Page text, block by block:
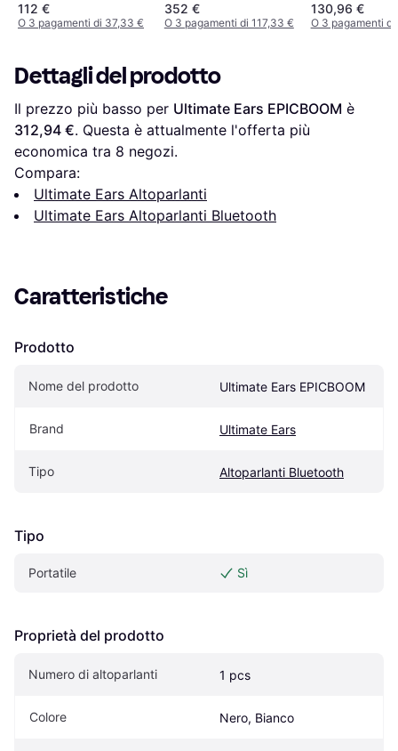
112 €
O 3 pagamenti di 37,33 €
352 €
O 3 pagamenti di 117,33 €
130,96 €
O 3 pagamenti
Dettagli del prodotto
Il prezzo più basso per Ultimate Ears EPICBOOM
312,94 €. Questa è attualmente l'offerta più
economica tra 8 negozi.
Compara:
Ultimate Ears Altoparlanti
Ultimate Ears Altoparlanti Bluetooth
Caratteristiche
Prodotto
Nome del prodotto Ultimate Ears EPICBOOM
Brand Ultimate Ears
Tipo Altoparlanti Bluetooth
Tipo
Portatile Sì
Proprietà del prodotto
Numero di altoparlanti 1 pcs
Colore Nero, Bianco